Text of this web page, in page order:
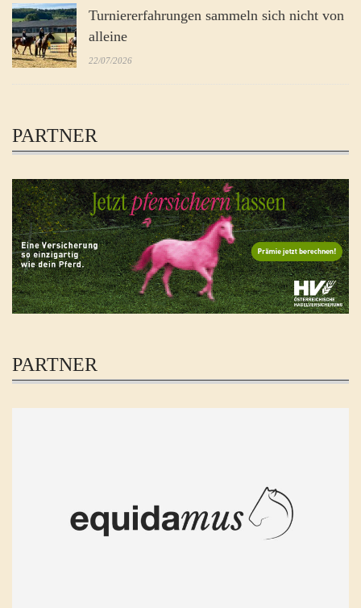
Turniererfahrungen sammeln sich nicht von
alleine
22/07/2026
PARTNER
PARTNER